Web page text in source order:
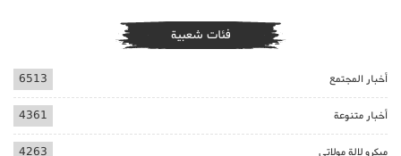
فئات شعبية
أخبار المجتمع 6513
أخبار متنوعة 4361
ميكرو لالة مولاتي 4263